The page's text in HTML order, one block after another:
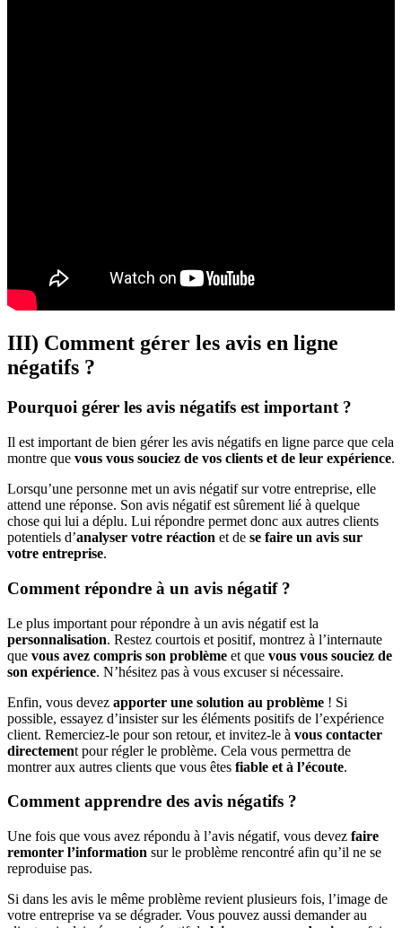
III) Comment gérer les avis en ligne
négatifs ?
Pourquoi gérer les avis négatifs est important ?
Il est important de bien gérer les avis négatifs en ligne parce que cela
montre que vous vous souciez de vos clients et de leur expérience.
Lorsqu’une personne met un avis négatif sur votre entreprise, elle
attend une réponse. Son avis négatif est sûrement lié à quelque
chose qui lui a déplu. Lui répondre permet donc aux autres clients
potentiels d’analyser votre réaction et de se faire un avis sur
votre entreprise.
Comment répondre à un avis négatif ?
Le plus important pour répondre à un avis négatif est la
personnalisation. Restez courtois et positif, montrez à l’internaute
que vous avez compris son problème et que vous vous souciez de
son expérience. N’hésitez pas à vous excuser si nécessaire.
Enfin, vous devez apporter une solution au problème ! Si
possible, essayez d’insister sur les éléments positifs de l’expérience
client. Remerciez-le pour son retour, et invitez-le à vous contacter
directement pour régler le problème. Cela vous permettra de
montrer aux autres clients que vous êtes fiable et à l’écoute.
Comment apprendre des avis négatifs ?
Une fois que vous avez répondu à l’avis négatif, vous devez faire
remonter l’information sur le problème rencontré afin qu’il ne se
reproduise pas.
Si dans les avis le même problème revient plusieurs fois, l’image de
votre entreprise va se dégrader. Vous pouvez aussi demander au